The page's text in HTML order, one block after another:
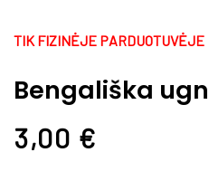
TIK FIZINĖJE PARDUOTUVĖJE
Bengališka
3,00 €